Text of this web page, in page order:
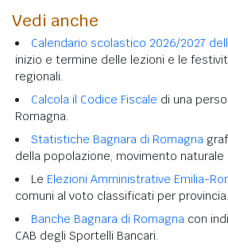
Vedi anche
Calendario scolastico 2026/2027
inizio e termine delle lezioni e le
regionali.
Calcola il Codice Fiscale di una
Romagna.
Statistiche Bagnara di Romagna
della popolazione, movimento naturale
Le Elezioni Amministrative Emilia-
comuni al voto classificati per provincia.
Banche Bagnara di Romagna con
CAB degli Sportelli Bancari.